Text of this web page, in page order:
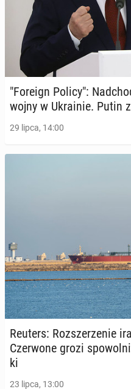
"Foreign Policy":
wojny w Ukra­inie. Putin
29 lipca, 14:00
Reuters: Roz­sze­rze­nie
Czer­wo­ne grozi
ki
23 lipca, 13:00